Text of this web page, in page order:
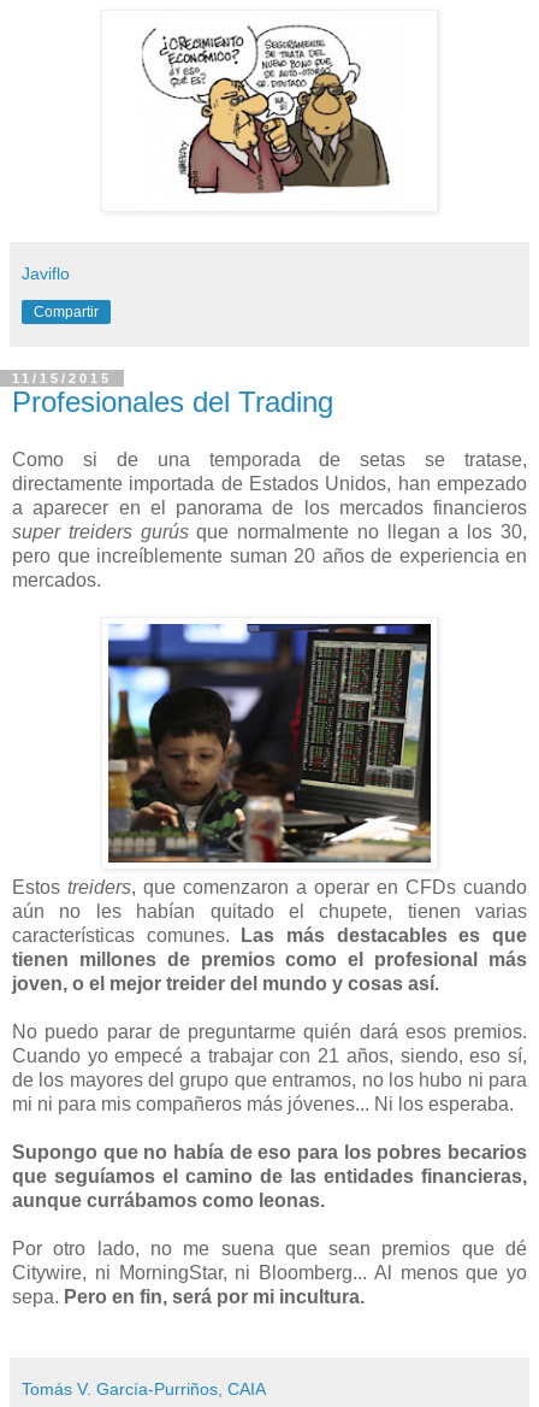
Javiflo
Compartir
11/15/2015
Profesionales del Trading
Como si de una temporada de setas se tratase,
directamente importada de Estados Unidos, han empezado
a aparecer en el panorama de los mercados financieros
super treiders gurúsque normalmente no llegan a los 30,
pero que increíblemente suman 20 años de experiencia en
mercados.
Estos treiders, que comenzaron a operar en CFDs cuando
aún no les habían quitado el chupete, tienen varias
características comunes.
Las más destacables es que
tienen millones de premios como el profesional más
joven, o el mejor treider del mundo y cosas así.
No puedo parar de preguntarme quién dará esos premios.
Cuando yo empecé a trabajar con 21 años, siendo, eso sí,
de los mayores del grupo que entramos, no los hubo ni para
mi ni para mis compañeros más jóvenes... Ni los esperaba.
Supongo que no había de eso para los pobres becarios
que seguíamos el camino de las entidades financieras,
aunque currábamos como leonas.
Por otro lado, no me suena que sean premios que dé
Citywire, ni MorningStar, ni Bloomberg... Al menos que yo
sepa. Pero en fin, será por mi incultura.
Tomás V. García-Purriños, CAIA